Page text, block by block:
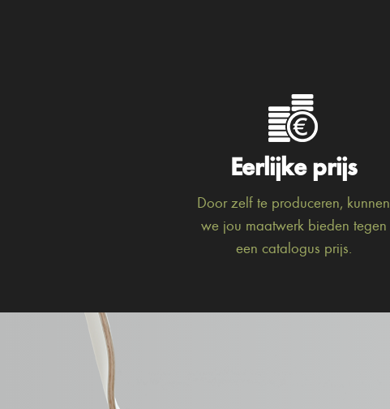
Eerlijke prijs
Door zelf te produceren, kunnen
we jou maatwerk bieden tegen
een catalogus prijs.